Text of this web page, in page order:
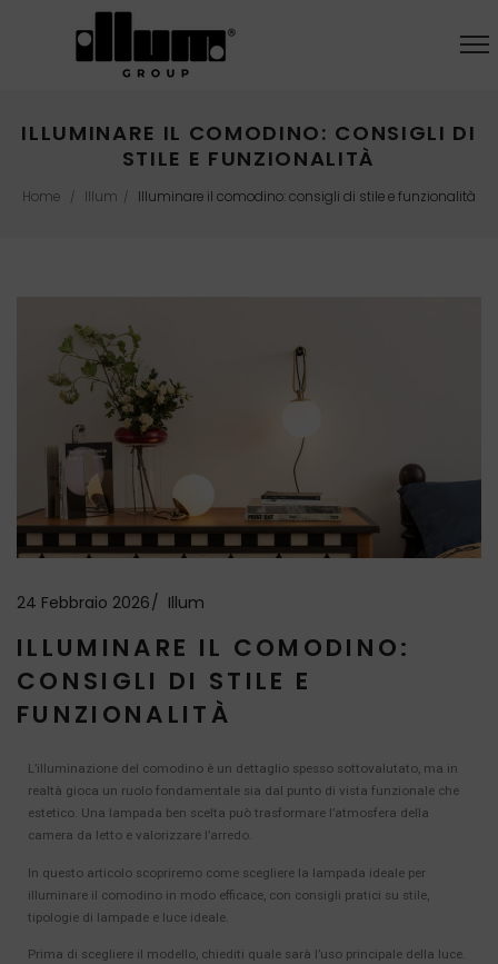
ILLUMINARE IL COMODINO: CONSIGLI DI
STILE E FUNZIONALITÀ
Home / Illum / Illuminare il comodino: consigli di stile e funzionalità
24 Febbraio 2026 Illum
ILLUMINARE IL COMODINO:
CONSIGLI DI STILE E
FUNZIONALITÀ
L’illuminazione del comodino è un dettaglio spesso sottovalutato, ma in
realtà gioca un ruolo fondamentale sia dal punto di vista funzionale che
estetico. Una lampada ben scelta può trasformare l’atmosfera della
camera da letto e valorizzare l’arredo.
In questo articolo scopriremo come scegliere la lampada ideale per
illuminare il comodino in modo efficace, con consigli pratici su stile,
tipologie di lampade e luce ideale.
Prima di scegliere il modello, chiediti quale sarà l’uso principale della luce.